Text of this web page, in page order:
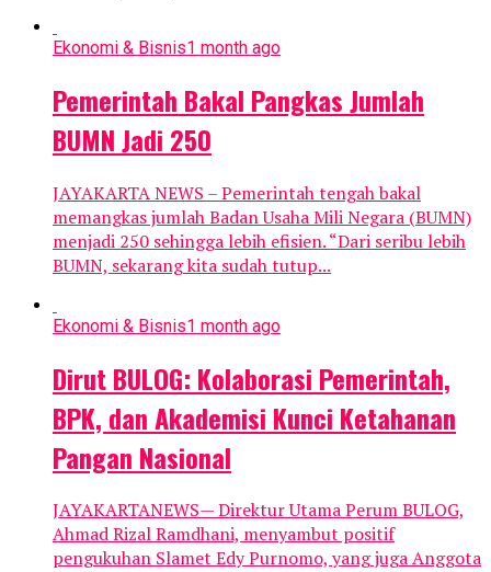
Ekonomi & Bisnis1 month ago
Pemerintah Bakal Pangkas Jumlah
BUMN Jadi 250
JAYAKARTA NEWS – Pemerintah tengah bakal
memangkas jumlah Badan Usaha Mili Negara (BUMN)
menjadi 250 sehingga lebih efisien. “Dari seribu lebih
BUMN, sekarang kita sudah tutup...
Ekonomi & Bisnis1 month ago
Dirut BULOG: Kolaborasi Pemerintah,
BPK, dan Akademisi Kunci Ketahanan
Pangan Nasional
JAYAKARTANEWS— Direktur Utama Perum BULOG,
Ahmad Rizal Ramdhani, menyambut positif
pengukuhan Slamet Edy Purnomo, yang juga Anggota